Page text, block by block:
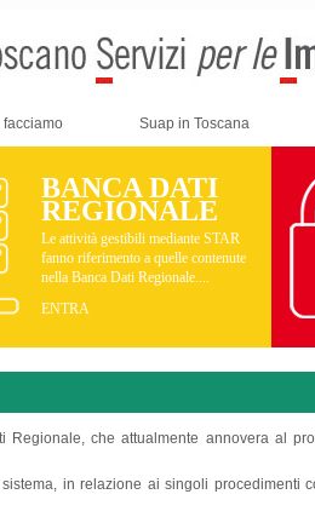
facciamo Suap in Toscana
BANCA DATI
REGIONALE
Le attività gestibili mediante STAR
fanno riferimento a quelle contenute
nella Banca Dati Regionale....
ENTRA
che attualmente annovera al
in relazione ai singoli procedimenti